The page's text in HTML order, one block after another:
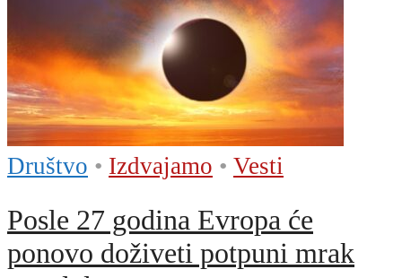
Društvo • Izdvajamo • Vesti
Posle 27 godina Evropa će
ponovo doživeti potpuni mrak